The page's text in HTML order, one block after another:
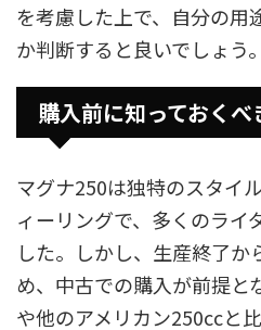
を考慮した上で、自分の用
か判断すると良いでしょう。
購入前に知っておくべ
マグナ250は独特のスタイ
ィーリングで、多くのライ
した。しかし、生産終了か
め、中古での購入が前提と
や他のアメリカン250ccと